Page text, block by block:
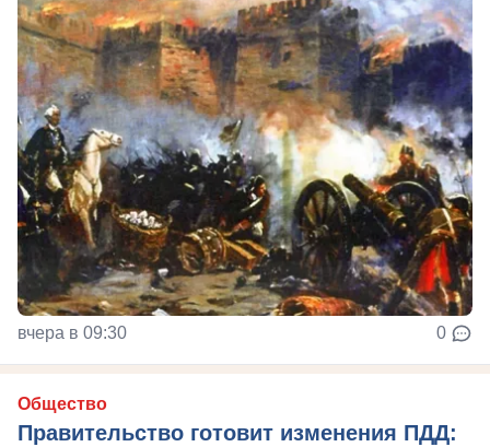
вчера в 09:30 0
Общество
Правительство готовит изменения ПДД: